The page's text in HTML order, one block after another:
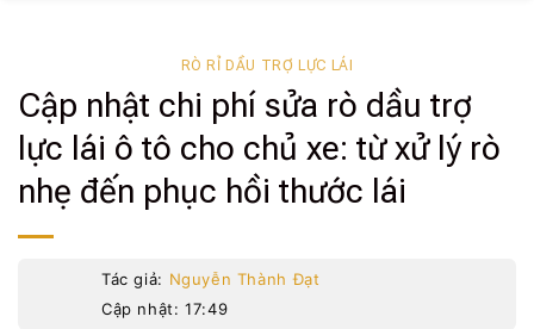
RÒ RỈ DẦU TRỢ LỰC LÁI
Cập nhật chi phí sửa rò dầu trợ
lực lái ô tô cho chủ xe: từ xử lý rò
nhẹ đến phục hồi thước lái
Tác giả: Nguyễn Thành Đạt
Cập nhật: 17:49